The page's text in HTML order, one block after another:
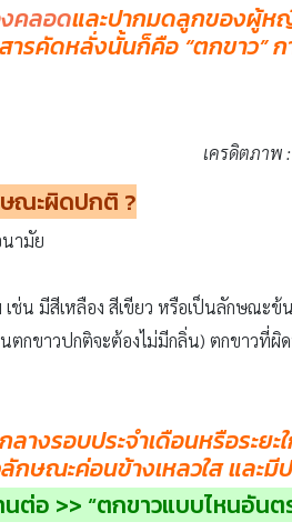
คลอดและปากมดลูกของผู้ห
รคัดหลั่งนั้นก็คือ “ตกขาว”
เครดิตภาพ
ษณะผิดปกติ ?
ามัย
ช่น มีสีเหลือง สีเขียว หรือเป็นลักษณะ
ตกขาวปกติจะต้องไม่มีกลิ่น) ตกขาวที่
ลางรอบประจำเดือนหรือระย
กษณะค่อนข้างเหลวใส และ
นต่อ >> “ตกขาวแบบไหนอัน